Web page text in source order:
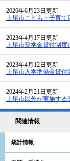
2026年6月23日更新
上尾市こども・子育て
2023年4月17日更新
上尾市奨学金貸付制度
2023年4月12日更新
上尾市入学準備金貸付
2024年2月21日更新
上尾市以外が実施する
関連情報
統計情報